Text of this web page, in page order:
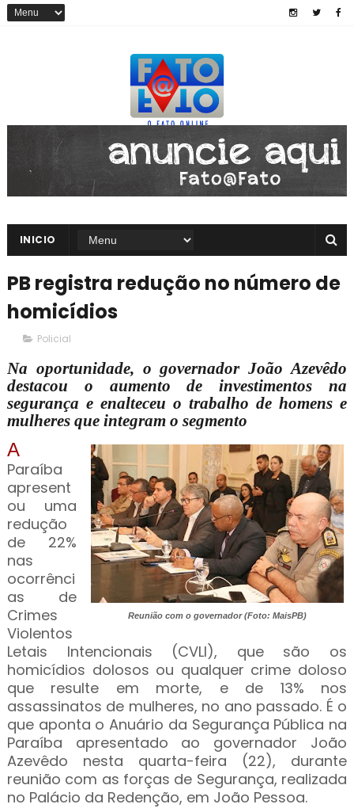
INICIO
PB registra redução no número de
homicídios
Policial
Na oportunidade, o governador João Azevêdo
destacou o aumento de investimentos na
segurança e enalteceu o trabalho de homens e
mulheres que integram o segmento
Reunião com o governador (Foto: MaisPB)
A
Paraíba
apresent
ou uma
redução
de 22%
nas
ocorrênci
as de
Crimes
Violentos
Letais Intencionais (CVLI), que são os
homicídios dolosos ou qualquer crime doloso
que resulte em morte, e de 13% nos
assassinatos de mulheres, no ano passado. É o
que aponta o Anuário da Segurança Pública na
Paraíba apresentado ao governador João
Azevêdo nesta quarta-feira (22), durante
reunião com as forças de Segurança, realizada
no Palácio da Redenção, em João Pessoa.